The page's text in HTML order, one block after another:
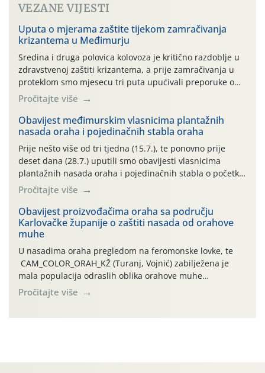
VEZANE VIJESTI
Uputa o mjerama zaštite tijekom zamračivanja
krizantema u Međimurju
Sredina i druga polovica kolovoza je kritično razdoblje u
zdravstvenoj zaštiti krizantema, a prije zamračivanja u
proteklom smo mjesecu tri puta upućivali preporuke o
preventivnim mjerama zaštite krizantema od najčešćih
uzročnika bolesti, štetnika i fito-fagnih grinja (23.7., 14.7.,
06.7.)! Na početku ovog mjeseca je zabilježeno je
povijesno i ekstremno vruće meteorološko razdoblje, uz
najviše temperature […]
Pročitajte više
Obavijest međimurskim vlasnicima plantažnih
nasada oraha i pojedinačnih stabla oraha
Prije nešto više od tri tjedna (15.7.), te ponovno prije
deset dana (28.7.) uputili smo obavijesti vlasnicima
plantažnih nasada oraha i pojedinačnih stabla o početku
leta i ovogodišnjoj potrebi usmjerenog suzbijanja
orahove muhe (Rhagoletis completa)! Već dvanaest dana
traje drugi ovogodišnji “toplinski udar”, koji naročito
izražen zadnja šest dana (31.7.-05.8.), jer najviše
temperature zraka svakodnevno […]
Pročitajte više
Obavijest proizvođačima oraha sa području
Karlovačke županije o zaštiti nasada od orahove
muhe
U nasadima oraha pregledom na feromonske lovke, te
CAM_COLOR_ORAH_KŽ (Turanj, Vojnić) zabilježena je
mala populacija odraslih oblika orahove muhe
(Rhagoletis completa). Niska brojnost može se objasniti
činjenicom da je riječ o mladim nasadima s vrlo malim
Pročitajte više